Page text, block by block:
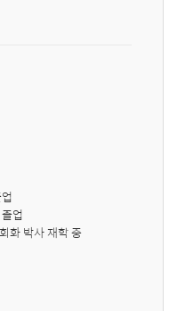
업
화 박사 재학 중